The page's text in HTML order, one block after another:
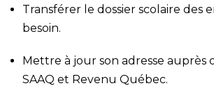
Transférer le dossier scolaire des
besoin.
Mettre à jour son adresse auprès
SAAQ et Revenu Québec.